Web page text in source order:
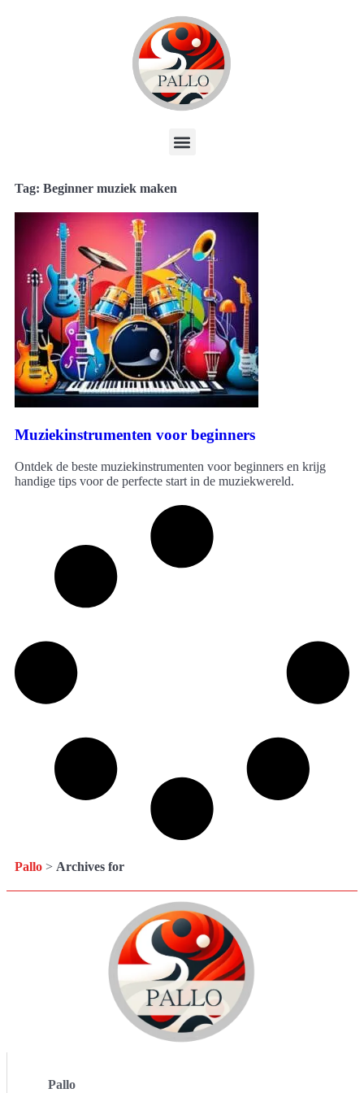
Tag: Beginner muziek maken
Muziekinstrumenten voor beginners
Ontdek de beste muziekinstrumenten voor beginners en krijg
handige tips voor de perfecte start in de muziekwereld.
Pallo > Archives for
Pallo